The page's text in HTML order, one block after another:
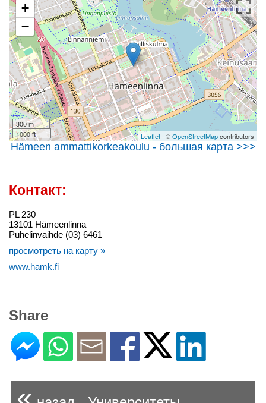
+
−
300 m
1000 ft
Leaflet | ©OpenStreetMapcontributors
Hämeen ammattikorkeakoulu - большая карта >>>
Контакт:
PL 230
13101 Hämeenlinna
Puhelinvaihde (03) 6461
просмотреть на карту »
www.hamk.fi
Share